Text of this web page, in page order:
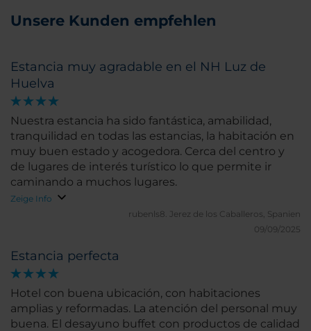
Unsere Kunden empfehlen
Estancia muy agradable en el NH Luz de
Huelva
Nuestra estancia ha sido fantástica, amabilidad,
tranquilidad en todas las estancias, la habitación en
muy buen estado y acogedora. Cerca del centro y
de lugares de interés turístico lo que permite ir
caminando a muchos lugares.
Zeige Info
rubenls8.
Jerez de los Caballeros, Spanien
09/09/2025
Estancia perfecta
Hotel con buena ubicación, con habitaciones
amplias y reformadas. La atención del personal muy
buena. El desayuno buffet con productos de calidad